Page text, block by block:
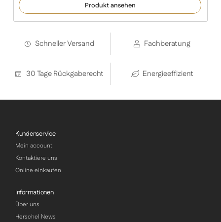
Produkt ansehen
Schneller Versand Fachberatung
30 Tage Rückgaberecht Energieeffizient
Kundenservice
Mein account
Kontaktiere uns
Online einkaufen
Informationen
Über uns
Herschel News